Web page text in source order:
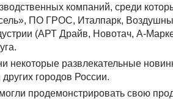
компаний, среди
ПО ГРОС, Италпарк,
(АРТ Драйв, Новотач, А-
некоторые развлекательные
городов России.
продемонстрировать свою